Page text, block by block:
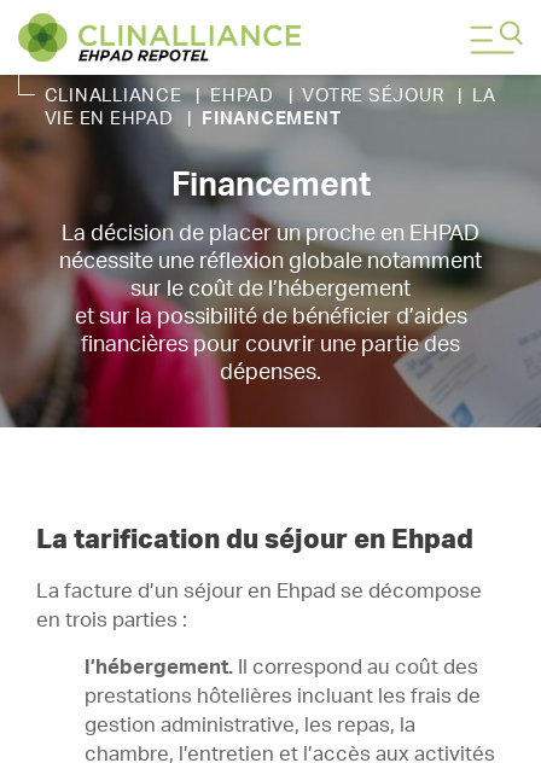
CLINALLIANCE | EHPAD VOTRE SÉJOUR
LA
VIE EN EHPAD
FINANCEMENT
Financement
La décision de placer un proche en EHPAD
nécessite une réflexion globale notamment
sur le coût de l’hébergement
et sur la possibilité de bénéficier d’aides
financières pour couvrir une partie des
dépenses.
La tarification du séjour en Ehpad
La facture d’un séjour en Ehpad se décompose
en trois parties :
l’hébergement. Il correspond au coût des
prestations hôtelières incluant les frais de
gestion administrative, les repas, la
chambre, l’entretien et l’accès aux activités